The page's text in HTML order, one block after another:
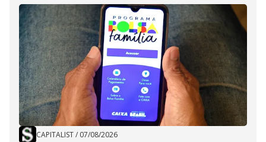
CAPITALIST/ 07/08/2026